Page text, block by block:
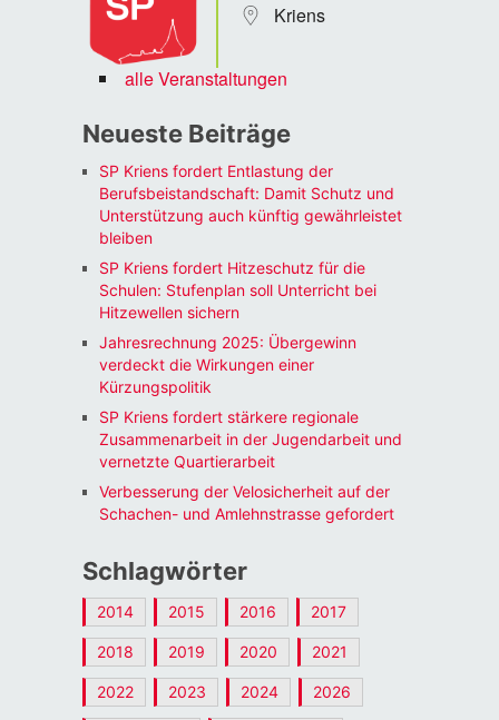
Kriens
alle Veranstaltungen
Neueste Beiträge
SP Kriens fordert Entlastung der
Berufsbeistandschaft: Damit Schutz und
Unterstützung auch künftig gewährleistet
bleiben
SP Kriens fordert Hitzeschutz für die
Schulen: Stufenplan soll Unterricht bei
Hitzewellen sichern
Jahresrechnung 2025: Übergewinn
verdeckt die Wirkungen einer
Kürzungspolitik
SP Kriens fordert stärkere regionale
Zusammenarbeit in der Jugendarbeit und
vernetzte Quartierarbeit
Verbesserung der Velosicherheit auf der
Schachen- und Amlehnstrasse gefordert
Schlagwörter
2014 2015 2016 2017
2018 2019 2020 2021
2022 2023 2024 2026